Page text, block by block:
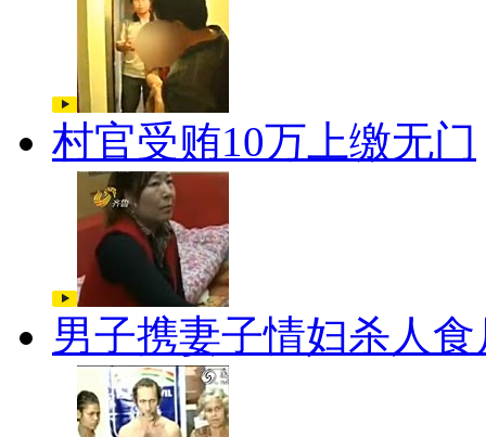
村官受贿10万上缴无门
男子携妻子情妇杀人食